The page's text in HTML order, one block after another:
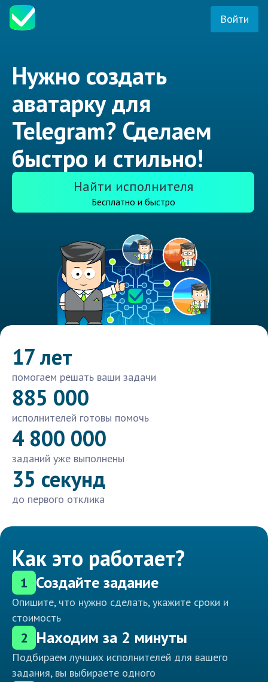
Войти
Нужно создать
аватарку для
Telegram? Сделаем
быстро и стильно!
Найти исполнителя
Бесплатно и быстро
17 лет
помогаем решать ваши задачи
885 000
исполнителей готовы помочь
4 800 000
заданий уже выполнены
35 секунд
до первого отклика
Как это работает?
1 Создайте задание
Опишите, что нужно сделать, укажите сроки и
стоимость
2 Находим за 2 минуты
Подбираем лучших исполнителей для вашего
задания, вы выбираете одного